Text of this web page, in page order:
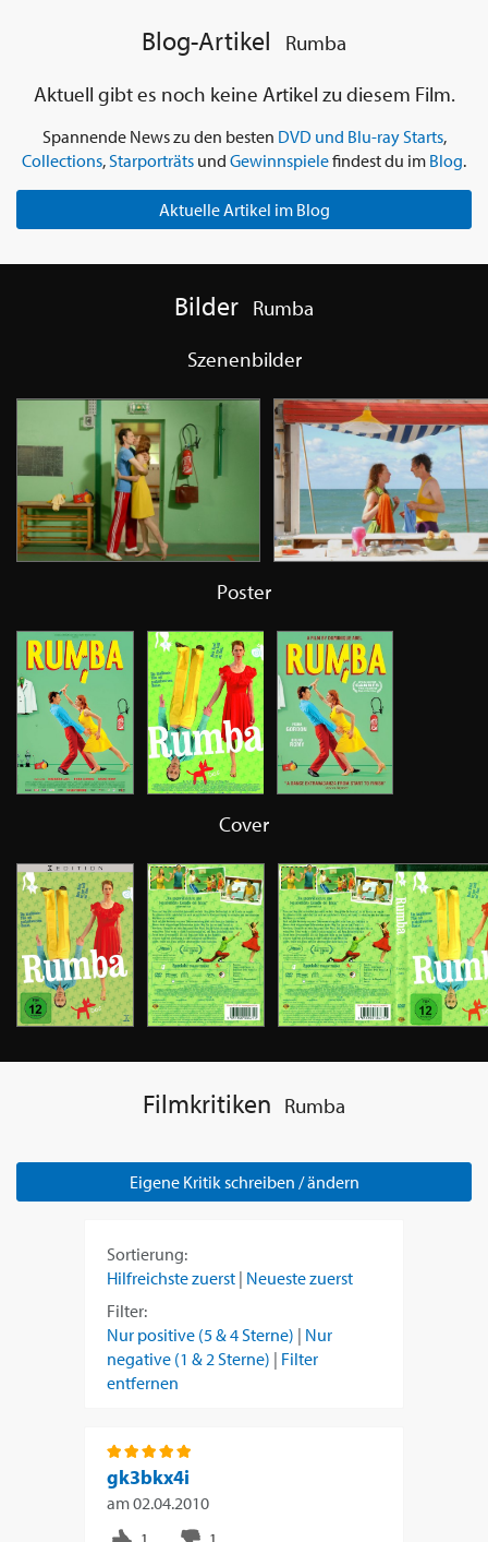
Blog-Artikel
Rumba
Aktuell gibt es noch keine Artikel zu diesem Film.
Spannende News zu den besten DVD und Blu-ray Starts,
Collections,Starporträts und Gewinnspielefindest du im Blog.
Aktuelle Artikel im Blog
Bilder Rumba
Szenenbilder
Poster
Cover
Filmkritiken Rumba
Eigene Kritik schreiben / ändern
Sortierung:
Hilfreichste zuerst | Neueste zuerst
Filter:
Nur positive (5 & 4 Sterne) | Nur
negative (1 & 2 Sterne) | Filter
entfernen
gk3bkx4i
am02.04.2010